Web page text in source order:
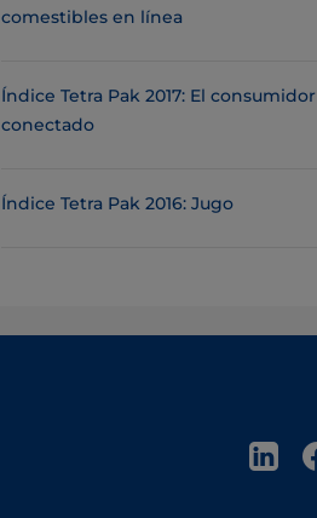
comestibles en línea
Índice Tetra Pak 2017: El consumidor
conectado
Índice Tetra Pak 2016: Jugo